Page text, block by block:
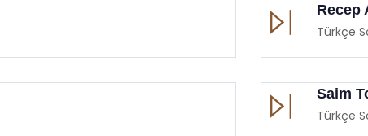
Recep
Türkçe
Saim
Türkçe